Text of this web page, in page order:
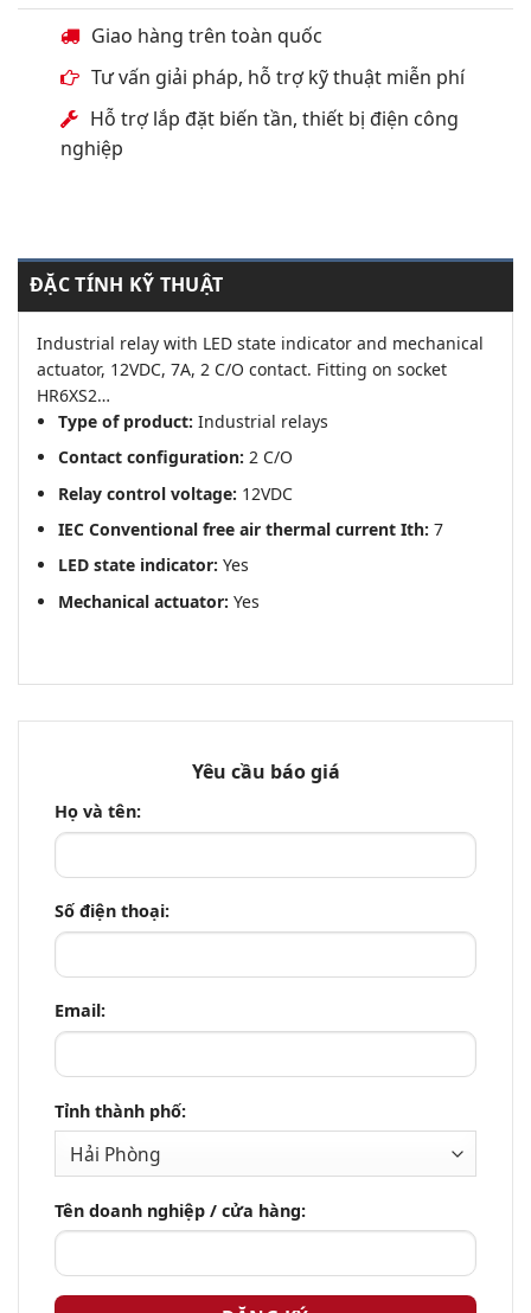
Giao hàng trên toàn quốc
Tư vấn giải pháp, hỗ trợ kỹ thuật miễn phí
Hỗ trợ lắp đặt biến tần, thiết bị điện công
nghiệp
ĐẶC TÍNH KỸ THUẬT
Industrial relay with LED state indicator and mechanical
actuator, 12VDC, 7A, 2 C/O contact. Fitting on socket
HR6XS2…
Type of product: Industrial relays
Contact configuration: 2 C/O
Relay control voltage: 12VDC
IEC Conventional free air thermal current Ith: 7
LED state indicator: Yes
Mechanical actuator: Yes
Yêu cầu báo giá
Họ và tên:
Số điện thoại:
Email:
Tỉnh thành phố:
Tên doanh nghiệp / cửa hàng: